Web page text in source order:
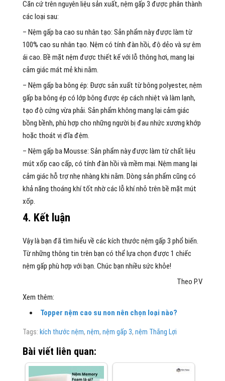
Căn cứ trên nguyên liệu sản xuất, nệm gấp 3 được phân thành
các loại sau:
– Nệm gấp ba cao su nhân tạo: Sản phẩm này được làm từ
100% cao su nhân tạo. Nệm có tính đàn hồi, độ dẻo và sự êm
ái cao. Bề mặt nệm được thiết kế với lỗ thông hơi, mang lại
cảm giác mát mẻ khi nằm.
– Nệm gấp ba bông ép: Được sản xuất từ bông polyester, nệm
gấp ba bông ép có lớp bông được ép cách nhiệt và làm lạnh,
tạo độ cứng vừa phải. Sản phẩm không mang lại cảm giác
bồng bềnh, phù hợp cho những người bị đau nhức xương khớp
hoặc thoát vị đĩa đệm.
– Nệm gấp ba Mousse: Sản phẩm này được làm từ chất liệu
mút xốp cao cấp, có tính đàn hồi và mềm mại. Nệm mang lại
cảm giác hỗ trợ nhẹ nhàng khi nằm. Dòng sản phẩm cũng có
khả năng thoáng khí tốt nhờ các lỗ khí nhỏ trên bề mặt mút
xốp.
4. Kết luận
Vậy là bạn đã tìm hiểu về các kích thước nệm gấp 3 phổ biến.
Từ những thông tin trên bạn có thể lựa chọn được 1 chiếc
nệm gấp phù hợp với bạn. Chúc bạn nhiều sức khỏe!
Theo P.V
Xem thêm:
Topper nệm cao su non nên chọn loại nào?
Tags: kích thước nệm, nệm, nệm gấp 3, nệm Thắng Lợi
Bài viết liên quan: